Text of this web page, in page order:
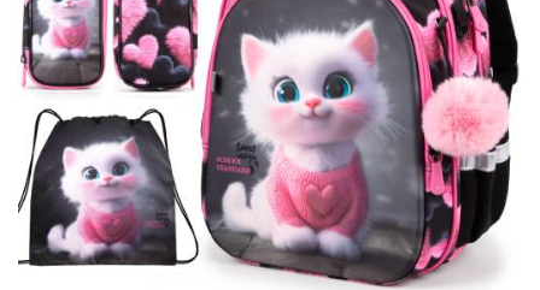
SCHOOL STANDARD
SKYNAME
РОЗПРОДАЖ